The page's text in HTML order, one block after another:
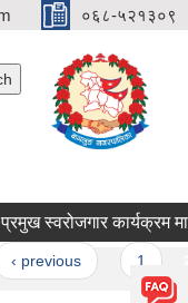
०६८-५२१३०९
स्वरोजगार कार्यक्रम